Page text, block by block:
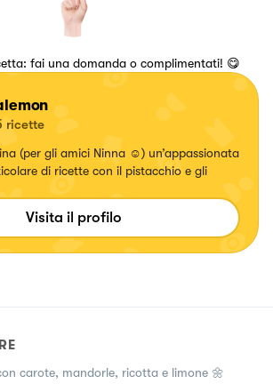
fai una domanda o complimentati! 😋
ricette
(per gli amici Ninna ☺️) un’appassionata
di ricette con il pistacchio e gli
Visita il profilo
carote, mandorle, ricotta e limone 🌼